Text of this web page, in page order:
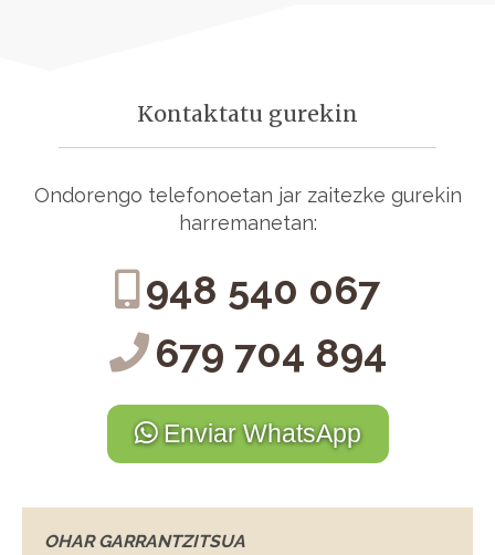
Kontaktatu gurekin
Ondorengo telefonoetan jar zaitezke gurekin
harremanetan:
948 540 067
679 704 894
Enviar WhatsApp
OHAR GARRANTZITSUA